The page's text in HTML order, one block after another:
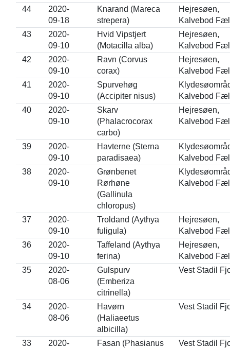
44
2020-
09-18
Knarand (Mareca
strepera)
Hejresøen,
Kalvebod
43
2020-
09-10
Hvid Vipstjert
(Motacilla alba)
Hejresøen,
Kalvebod
42
2020-
09-10
Ravn (Corvus
corax)
Hejresøen,
Kalvebod
41
2020-
09-10
Spurvehøg
(Accipiter nisus)
Kalvebod
40
2020-
09-10
Skarv
(Phalacrocorax
carbo)
Hejresøen,
Kalvebod
39
2020-
09-10
Havterne (Sterna
paradisaea)
Kalvebod
38
2020-
09-10
Grønbenet
Rørhøne
(Gallinula
chloropus)
Kalvebod
37
2020-
09-10
Troldand (Aythya
fuligula)
Hejresøen,
Kalvebod
36
2020-
09-10
Taffeland (Aythya
ferina)
Hejresøen,
Kalvebod
35
2020-
08-06
Gulspurv
(Emberiza
citrinella)
Vest Stadil
34
2020-
08-06
Havørn
(Haliaeetus
albicilla)
Vest Stadil
33 2020- Fasan (Phasianus Vest Stadil